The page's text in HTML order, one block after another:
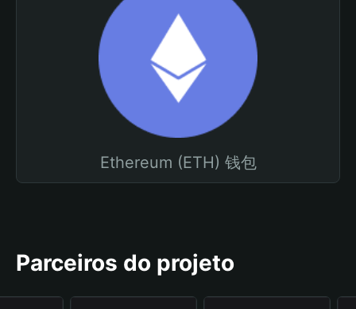
Ethereum (ETH) 钱包
Parceiros do projeto